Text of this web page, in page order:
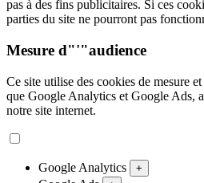
pas à des fins publicitaires. Si ces
parties du site ne pourront pas
Mesure d"'"audience
Ce site utilise des cookies de mesure
que Google Analytics et Google Ads,
notre site internet.
Google Analytics +